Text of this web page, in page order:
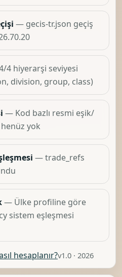
— gecis-tr.json geçiş
4 hiyerarşi seviyesi
division, group, class)
— Kod bazlı resmi eşik/
yok
— trade_refs
— Ülke profiline göre
sistem eşleşmesi
hesaplanır?v1.0 · 2026